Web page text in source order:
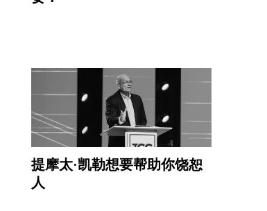
提摩太·凯勒想要帮助你饶恕
人